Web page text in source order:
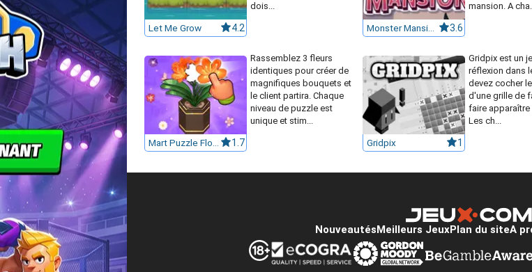
Let Me Grow 4.2
dois...
3.6
mansion. A
1.7
Rassemblez 3 fleurs
identiques pour créer de
magnifiques bouquets et
le client partira. Chaque
niveau de puzzle est
unique et stim...
Gridpix 1
Gridpix est un
réflexion dans
devez cocher
d'une grille de
faire apparaître
Les ch...
Nouveautés Meilleurs JeuxPlan du siteA